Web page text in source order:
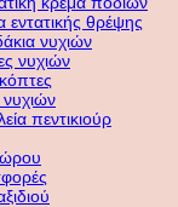
εντατικής θρέψης
νυχιών
νυχιών
νυχιών
πεντικιούρ